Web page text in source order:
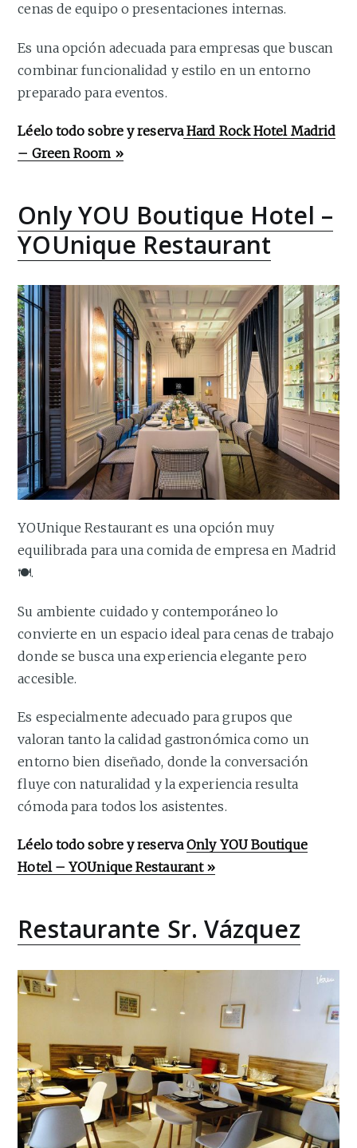
cenas de equipo o presentaciones internas.
Es una opción adecuada para empresas que buscan
combinar funcionalidad y estilo en un entorno
preparado para eventos.
Léelo todo sobre y reservaHard Rock Hotel Madrid
– Green Room »
Only YOU Boutique Hotel –
YOUnique Restaurant
YOUnique Restaurant es una opción muy
equilibrada para una comida de empresa en Madrid
🍽️.
Su ambiente cuidado y contemporáneo lo
convierte en un espacio ideal para cenas de trabajo
donde se busca una experiencia elegante pero
accesible.
Es especialmente adecuado para grupos que
valoran tanto la calidad gastronómica como un
entorno bien diseñado, donde la conversación
fluye con naturalidad y la experiencia resulta
cómoda para todos los asistentes.
Léelo todo sobre y reservaOnly YOU Boutique
Hotel – YOUnique Restaurant »
Restaurante Sr. Vázquez